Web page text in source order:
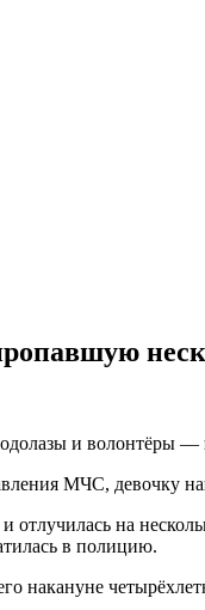
и волонтёры —
МЧС, девочку
на
в полицию.
накануне